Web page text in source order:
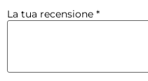
La tua recensione *